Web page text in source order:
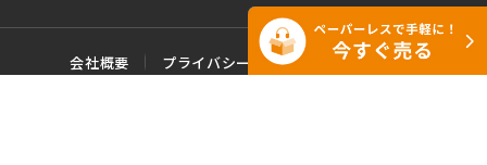
会社概要 プライバシーポリシー
ご利用規約